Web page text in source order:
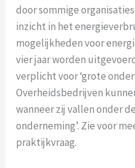
door sommige
inzicht in het
mogelijkheden voor
vier jaar worden
verplicht voor ‘grote
Overheidsbedrijven
wanneer zij vallen onder
onderneming’. Zie voor
praktijkvraag.